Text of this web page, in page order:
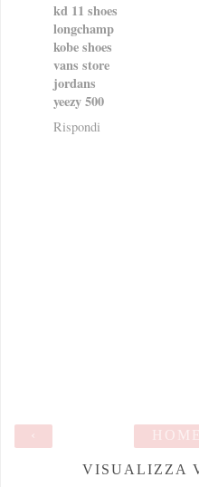
kd 11 shoes
longchamp
kobe shoes
vans store
jordans
yeezy 500
Rispondi
VISUALIZZA